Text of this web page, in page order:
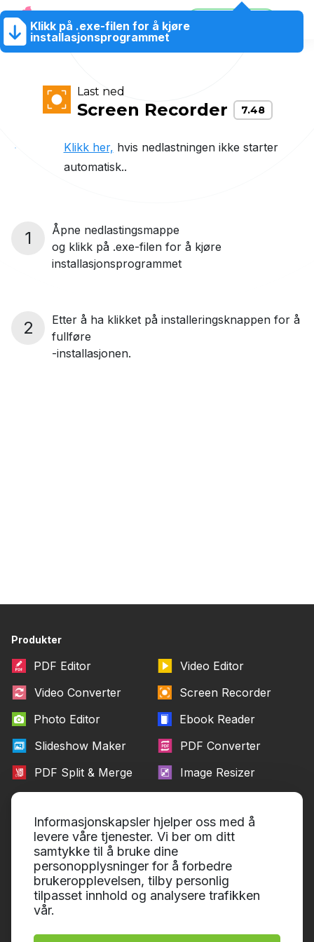
Informasjonskapsler hjelper oss med å
levere våre tjenester. Vi ber om ditt
samtykke til å bruke dine
personopplysninger for å forbedre
brukeropplevelsen, tilby personlig
tilpasset innhold og analysere trafikken
vår.
Produkter ButikkHjelpesenter
Last ned
Screen Recorder 7.48
Klikk her, hvis nedlastningen ikke starter
automatisk..
1
Åpne nedlastingsmappe
og klikk på .exe-filen for å kjøre
installasjonsprogrammet
2
Etter å ha klikket på installeringsknappen for å
fullføre
-installasjonen.
Klikk på .exe-filen for å kjøre
installasjonsprogrammet
Produkter
PDF Editor
Video Editor
Video Converter
Screen Recorder
Photo Editor
Ebook Reader
Slideshow Maker
PDF Converter
PDF Split & Merge
Image Resizer
Hvem vi er
Om Icecream Apps
Presse
Våre forfattere
Hjelpesenter
Læringsportal
Kontakt support
Brukervilkår